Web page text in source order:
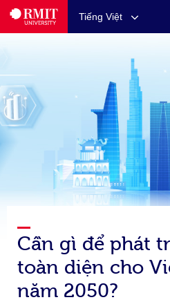
Tiếng Việt
Cần gì để phát
toàn diện cho
năm 2050?